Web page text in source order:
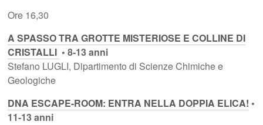
Ore 16,30
A SPASSO TRA GROTTE MISTERIOSE E COLLINE DI
CRISTALLI • 8-13 anni
Stefano LUGLI, Dipartimento di Scienze Chimiche e
Geologiche
DNA ESCAPE-ROOM: ENTRA NELLA DOPPIA ELICA! •
11-13 anni